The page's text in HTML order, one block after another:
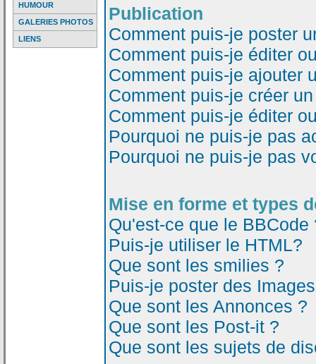
HUMOUR
GALERIES PHOTOS
LIENS
Publication
Comment puis-je poster
Comment puis-je éditer
Comment puis-je ajouter
Comment puis-je créer
Comment puis-je éditer
Pourquoi ne puis-je pas
Pourquoi ne puis-je pas
Mise en forme et types
Qu'est-ce que le BBCode
Puis-je utiliser le HTML?
Que sont les smilies ?
Puis-je poster des
Que sont les Annonces ?
Que sont les Post-it ?
Que sont les sujets de